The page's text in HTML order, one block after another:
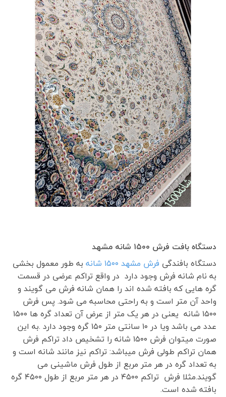
دستگاه بافت فرش ۱۵۰۰ شانه مشهد
دستگاه بافندگی فرش مشهد ۱۵۰۰ شانه
به طور معمول بخشی
به نام شانه فرش وجود دارد در واقع تراکم عرضی در قسمت
گره هایی که بافته شده اند را همان شانه فرش می گویند و
واحد آن متر است و به راحتی محاسبه می شود. پس فرش
۱۵۰۰ شانه یعنی در هر یک متر از عرض آن تعداد گره ها ۱۵۰۰
عدد می باشد ویا در ۱۰ سانتی متر ۱۵۰ گره وجود دارد .به این
صورت میتوان فرش ۱۵۰۰ شانه را تشخیص داد تراکم فرش
همان تراکم طولی فرش میباشد: تراکم نیز مانند شانه است و
به تعداد گره در هر متر مربع از طول فرش ماشینی می
گویند.مثلا فرش تراکم ۴۵۰۰ در هر متر مربع از طول ۴۵۰۰ گره
بافته شده است.